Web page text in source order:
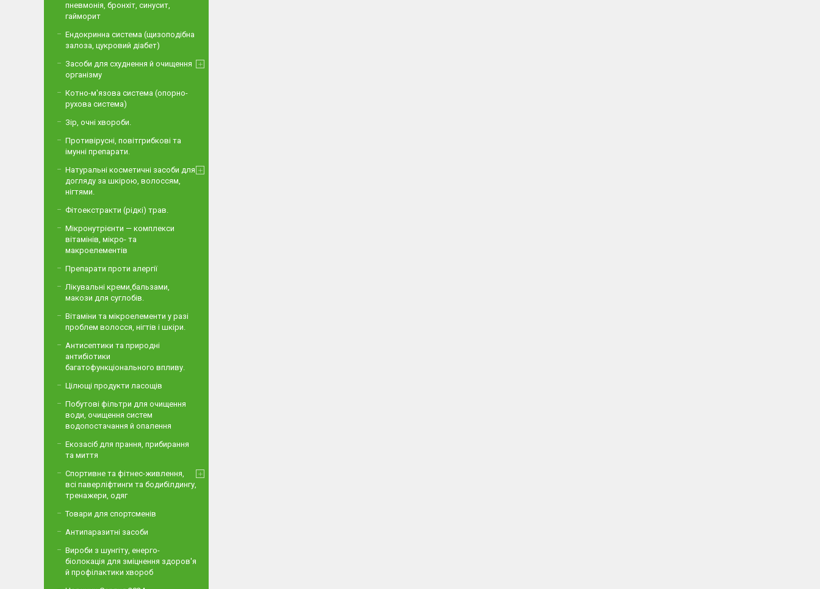
пневмонія, бронхіт, синусит,
гайморит
Ендокринна система (щизоподібна
залоза, цукровий діабет)
Засоби для схуднення й очищення
організму
Котно-м'язова система (опорно-
рухова система)
Зір, очні хвороби.
Противірусні, повітгрибкові та
імунні препарати.
Натуральні косметичні засоби для
догляду за шкірою, волоссям,
нігтями.
Фітоекстракти (рідкі) трав.
Мікронутрієнти — комплекси
вітамінів, мікро- та
макроелементів
Препарати проти алергії
Лікувальні креми,бальзами,
макози для суглобів.
Вітаміни та мікроелементи у разі
проблем волосся, нігтів і шкіри.
Антисептики та природні
антибіотики
багатофункціонального впливу.
Цілющі продукти ласощів
Побутові фільтри для очищення
води, очищення систем
водопостачання й опалення
Екозасіб для прання, прибирання
та миття
Спортивне та фітнес-живлення,
всі паверліфтинги та бодибілдингу,
тренажери, одяг
Товари для спортсменів
Антипаразитні засоби
Вироби з шунгіту, енерго-
біолокація для зміцнення здоров'я
й профілактики хвороб